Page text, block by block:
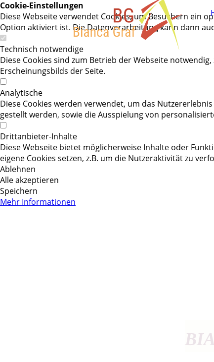
Cookie-Einstellungen
Diese Webseite verwendet Cookies, um Besuchern ein
Option aktiviert ist. Die Datenverarbeitung kann dann
Technisch notwendige
Diese Cookies sind zum Betrieb der Webseite
Erscheinungsbilds der Seite.
Analytische
Diese Cookies werden verwendet, um das
gestellt werden, sowie die Ausspielung von
Drittanbieter-Inhalte
Diese Webseite bietet möglicherweise Inhalte oder
eigene Cookies setzen, z.B. um die Nutzeraktivität zu
Ablehnen
Alle akzeptieren
Speichern
Mehr Informationen